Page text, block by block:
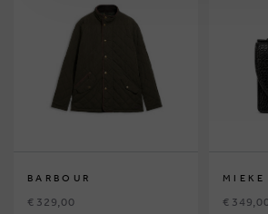
BARBOUR
€ 329,00
MIEKE
€